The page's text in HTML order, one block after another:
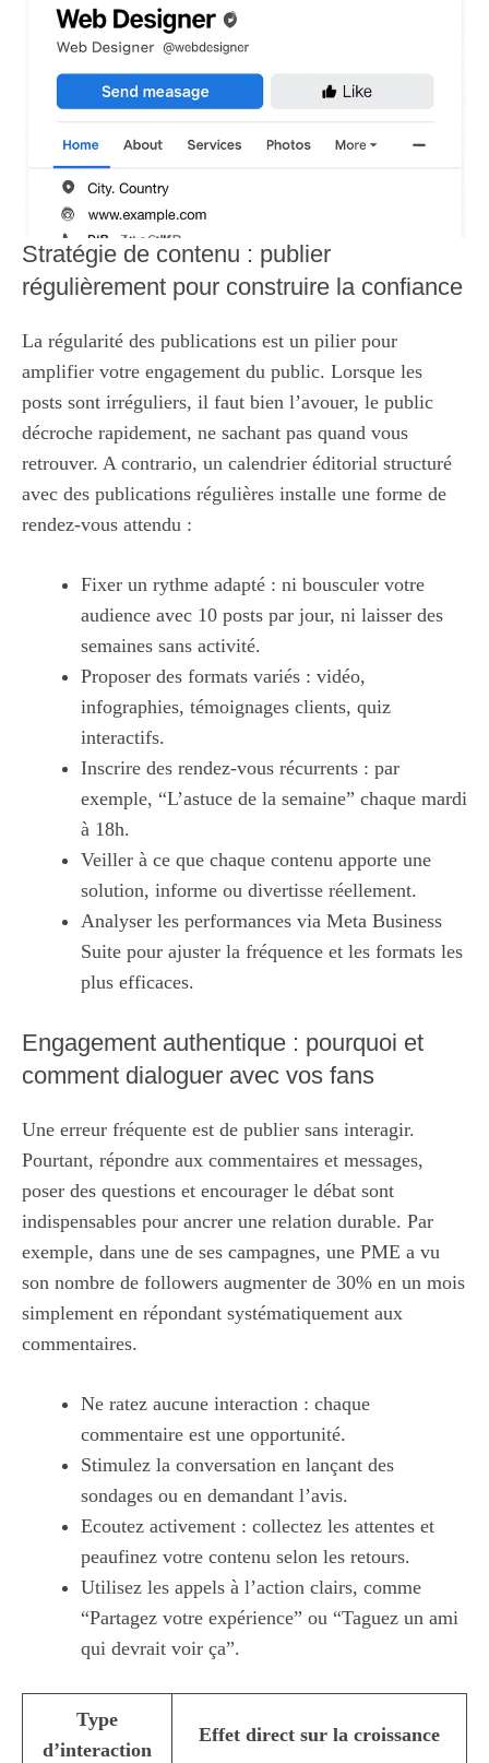
Stratégie de contenu : publier
régulièrement pour construire la confiance
La régularité des publications est un pilier pour
amplifier votre engagement du public. Lorsque les
posts sont irréguliers, il faut bien l’avouer, le public
décroche rapidement, ne sachant pas quand vous
retrouver. A contrario, un calendrier éditorial structuré
avec des publications régulières installe une forme de
rendez-vous attendu :
Fixer un rythme adapté : ni bousculer votre
audience avec 10 posts par jour, ni laisser des
semaines sans activité.
Proposer des formats variés : vidéo,
infographies, témoignages clients, quiz
interactifs.
Inscrire des rendez-vous récurrents : par
exemple, “L’astuce de la semaine” chaque mardi
à 18h.
Veiller à ce que chaque contenu apporte une
solution, informe ou divertisse réellement.
Analyser les performances via Meta Business
Suite pour ajuster la fréquence et les formats les
plus efficaces.
Engagement authentique : pourquoi et
comment dialoguer avec vos fans
Une erreur fréquente est de publier sans interagir.
Pourtant, répondre aux commentaires et messages,
poser des questions et encourager le débat sont
indispensables pour ancrer une relation durable. Par
exemple, dans une de ses campagnes, une PME a vu
son nombre de followers augmenter de 30% en un mois
simplement en répondant systématiquement aux
commentaires.
Ne ratez aucune interaction : chaque
commentaire est une opportunité.
Stimulez la conversation en lançant des
sondages ou en demandant l’avis.
Ecoutez activement : collectez les attentes et
peaufinez votre contenu selon les retours.
Utilisez les appels à l’action clairs, comme
“Partagez votre expérience” ou “Taguez un ami
qui devrait voir ça”.
Type
d’interaction
Effet direct sur la croissance